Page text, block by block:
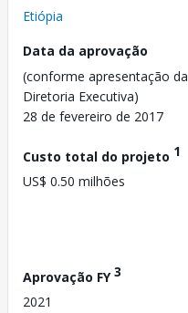
Etiópia
Data da aprovação
(conforme apresentação da
Diretoria Executiva)
28 de fevereiro de 2017
Custo total do projeto 1
US$ 0.50 milhões
Aprovação FY3
2021